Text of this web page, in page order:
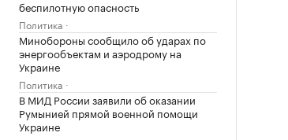
беспилотную опасность
Политика
Минобороны сообщило об ударах по
энергообъектам и аэродрому на
Украине
Политика
В МИД России заявили об оказании
Румынией прямой военной помощи
Украине